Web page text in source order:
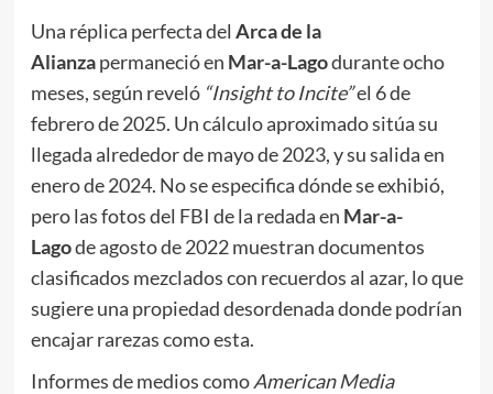
Una réplica perfecta del Arca de la
Alianzapermaneció en Mar-a-Lagodurante ocho
meses, según reveló “Insight to Incite”el 6 de
febrero de 2025. Un cálculo aproximado sitúa su
llegada alrededor de mayo de 2023, y su salida en
enero de 2024. No se especifica dónde se exhibió,
pero las fotos del FBI de la redada en Mar-a-
Lagode agosto de 2022 muestran documentos
clasificados mezclados con recuerdos al azar, lo que
sugiere una propiedad desordenada donde podrían
encajar rarezas como esta.
Informes de medios comoAmerican Media